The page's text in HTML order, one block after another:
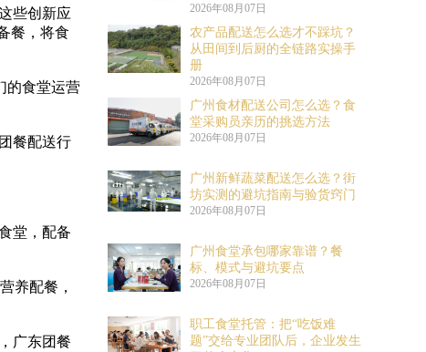
些创新应
餐，将食
的食堂运营
餐配送行
堂，配备
养配餐，
广东团餐
2026年08月07日
农产品配送怎么选才不踩坑？
从田间到后厨的全链路实操手
册
2026年08月07日
广州食材配送公司怎么选？食
堂采购员亲历的挑选方法
2026年08月07日
广州新鲜蔬菜配送怎么选？街
坊实测的避坑指南与验货窍门
2026年08月07日
广州食堂承包哪家靠谱？餐
标、模式与避坑要点
2026年08月07日
职工食堂托管：把“吃饭难
题”交给专业团队后，企业发生